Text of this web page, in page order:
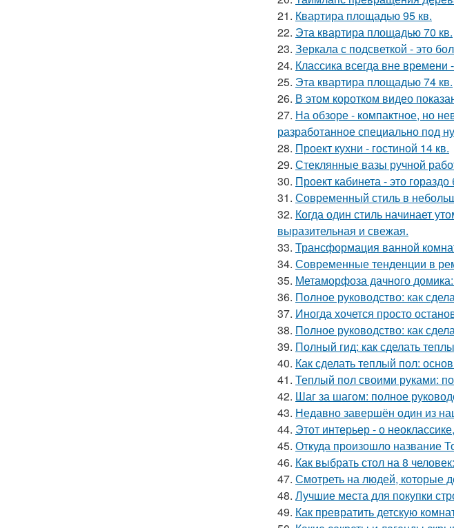
21. Квартира площадью 95 кв.
22. Эта квартира площадью 70 кв.
23. Зеркала с подсветкой - это
24. Классика всегда вне
25. Эта квартира площадью 74 кв.
26. В этом коротком видео
27. На обзоре - компактное, но
разработанное специально под
28. Проект кухни - гостиной 14 кв.
29. Стеклянные вазы ручной
30. Проект кабинета - это
31. Современный стиль в
32. Когда один стиль начинает
выразительная и свежая.
33. Трансформация ванной
34. Современные тенденции в
35. Метаморфоза дачного домика:
36. Полное руководство: как
37. Иногда хочется просто
38. Полное руководство: как
39. Полный гид: как сделать
40. Как сделать теплый пол:
41. Теплый пол своими руками:
42. Шаг за шагом: полное
43. Недавно завершён один из
44. Этот интерьер - о
45. Откуда произошло название
46. Как выбрать стол на 8
47. Смотреть на людей, которые
48. Лучшие места для покупки
49. Как превратить детскую